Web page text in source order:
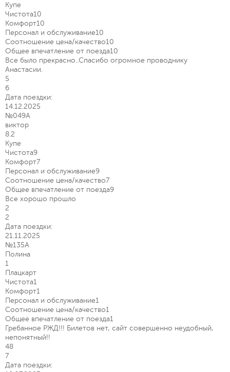
Купе
Чистота10
Комфорт10
Персонал и обслуживание10
Соотношение цена/качество10
Общее впечатление от поезда10
Все было прекрасно..Спасибо огромное проводнику
Анастасии.
5
6
Дата поездки:
14.12.2025
№049А
виктор
8.2
Купе
Чистота9
Комфорт7
Персонал и обслуживание9
Соотношение цена/качество7
Общее впечатление от поезда9
Все хорошо прошло
2
2
Дата поездки:
21.11.2025
№135А
Полина
1
Плацкарт
Чистота1
Комфорт1
Персонал и обслуживание1
Соотношение цена/качество1
Общее впечатление от поезда1
Гребанное РЖД!!! Билетов нет, сайт совершенно неудобный,
непонятный!!
48
7
Дата поездки: